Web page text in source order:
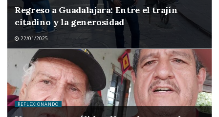
Regreso a Guadalajara: Entre el trajín
citadino y la generosidad
22/01/2025
REFLEXIONANDO